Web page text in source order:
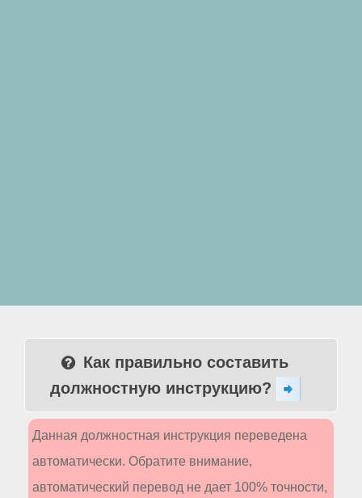
Как правильно составить
должностную инструкцию?
Данная должностная инструкция переведена
автоматически. Обратите внимание,
автоматический перевод не дает 100% точности,